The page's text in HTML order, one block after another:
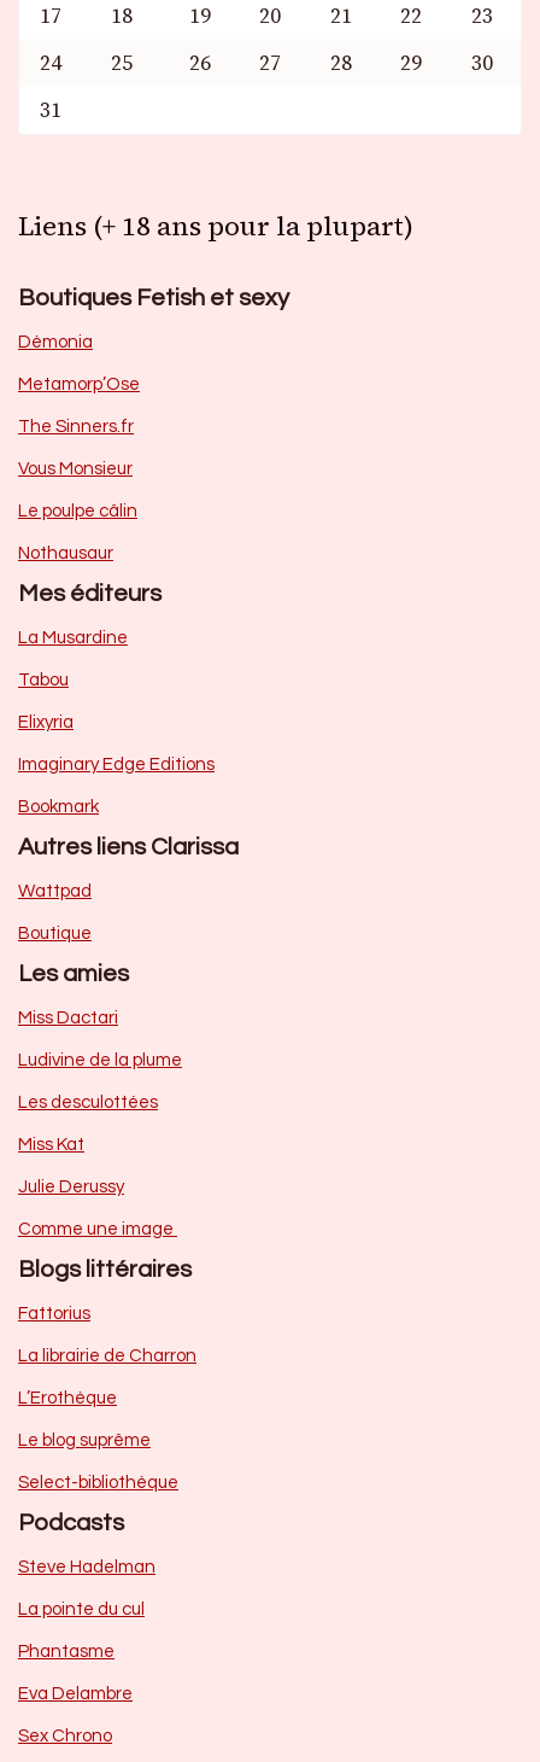
17
18 19 20 21 22
23
24
25 26 27 28 29
30
31
Liens (+ 18 ans pour la plupart)
Boutiques Fetish et sexy
Dèmonia
Metamorp’Ose
The Sinners.fr
Vous Monsieur
Le poulpe câlin
Nothausaur
Mes éditeurs
La Musardine
Tabou
Elixyria
Imaginary Edge Editions
Bookmark
Autres liens Clarissa
Wattpad
Boutique
Les amies
Miss Dactari
Ludivine de la plume
Les desculottées
Miss Kat
Julie Derussy
Comme une image
Blogs littéraires
Fattorius
La librairie de Charron
L’Erothèque
Le blog suprême
Select-bibliothèque
Podcasts
Steve Hadelman
La pointe du cul
Phantasme
Eva Delambre
Sex Chrono